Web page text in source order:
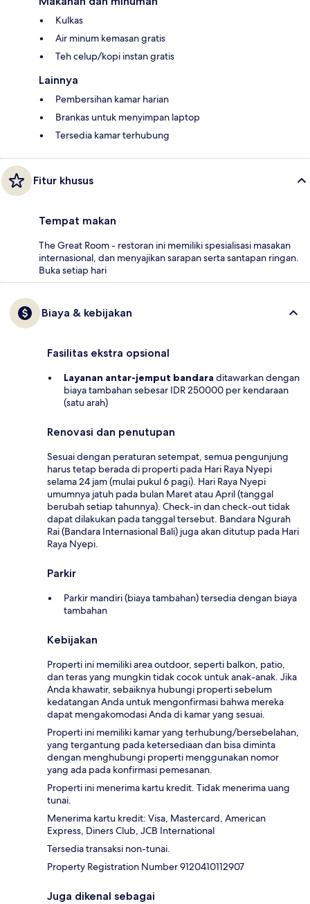
Kulkas
Air minum kemasan gratis
Teh celup/kopi instan gratis
Lainnya
Pembersihan kamar harian
Brankas untuk menyimpan laptop
Tersedia kamar terhubung
Fitur khusus
Tempat makan
The Great Room - restoran ini memiliki spesialisasi masakan
internasional, dan menyajikan sarapan serta santapan ringan.
Buka setiap hari
Biaya & kebijakan
Fasilitas ekstra opsional
Layanan antar-jemput bandara ditawarkan dengan
biaya tambahan sebesar IDR 250000 per kendaraan
(satu arah)
Renovasi dan penutupan
Sesuai dengan peraturan setempat, semua pengunjung
harus tetap berada di properti pada Hari Raya Nyepi
selama 24 jam (mulai pukul 6 pagi). Hari Raya Nyepi
umumnya jatuh pada bulan Maret atau April (tanggal
berubah setiap tahunnya). Check-in dan check-out tidak
dapat dilakukan pada tanggal tersebut. Bandara Ngurah
Rai (Bandara Internasional Bali) juga akan ditutup pada Hari
Raya Nyepi.
Parkir
Parkir mandiri (biaya tambahan) tersedia dengan biaya
tambahan
Kebijakan
Properti ini memiliki area outdoor, seperti balkon, patio,
dan teras yang mungkin tidak cocok untuk anak-anak. Jika
Anda khawatir, sebaiknya hubungi properti sebelum
kedatangan Anda untuk mengonfirmasi bahwa mereka
dapat mengakomodasi Anda di kamar yang sesuai.
Properti ini memiliki kamar yang terhubung/bersebelahan,
yang tergantung pada ketersediaan dan bisa diminta
dengan menghubungi properti menggunakan nomor
yang ada pada konfirmasi pemesanan.
Properti ini menerima kartu kredit. Tidak menerima uang
tunai.
Menerima kartu kredit: Visa, Mastercard, American
Express, Diners Club, JCB International
Tersedia transaksi non-tunai.
Property Registration Number 9120410112907
Juga dikenal sebagai